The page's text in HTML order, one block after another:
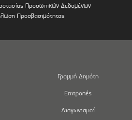
Προσωπικών Δεδομένων
Προσβασιμότητας
Γραμμή Δημότη
Επιτροπές
Διαγωνισμοί